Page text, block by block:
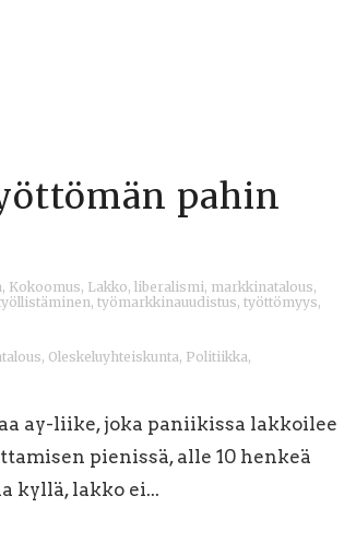
pahin
, Kokoomus, Lakko, liberalismi, markkinatalous,
, työmarkkinauudistus, työttömyys,
, Oleskeluyhteiskunta, Politiikka,
ay-liike, joka paniikissa lakkoilee
pienissä, alle 10 henkeä
kyllä, lakko ei...